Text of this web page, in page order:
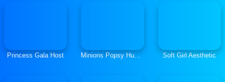
Princess Gala Host Minions Popsy Humanization Soft Girl Aesthetic